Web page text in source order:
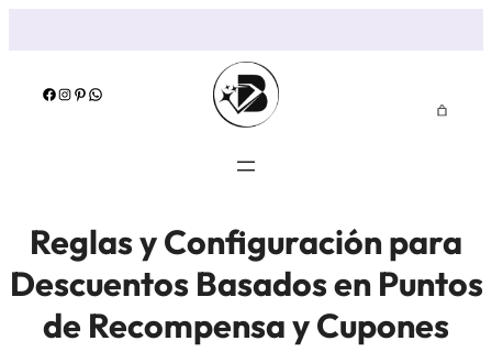
Facebook Instagram Pinterest WhatsApp
Reglas y Configuración para
Descuentos Basados en Puntos
de Recompensa y Cupones